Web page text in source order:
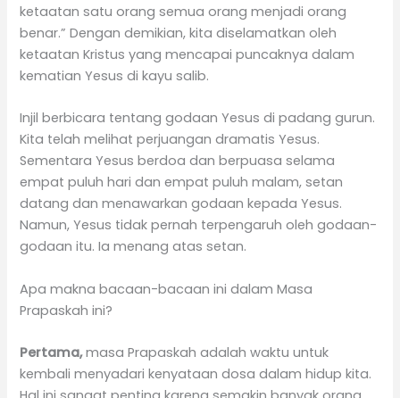
ketaatan satu orang semua orang menjadi orang
benar.” Dengan demikian, kita diselamatkan oleh
ketaatan Kristus yang mencapai puncaknya dalam
kematian Yesus di kayu salib.
Injil berbicara tentang godaan Yesus di padang gurun.
Kita telah melihat perjuangan dramatis Yesus.
Sementara Yesus berdoa dan berpuasa selama
empat puluh hari dan empat puluh malam, setan
datang dan menawarkan godaan kepada Yesus.
Namun, Yesus tidak pernah terpengaruh oleh godaan-
godaan itu. Ia menang atas setan.
Apa makna bacaan-bacaan ini dalam Masa
Prapaskah ini?
Pertama,masa Prapaskah adalah waktu untuk
kembali menyadari kenyataan dosa dalam hidup kita.